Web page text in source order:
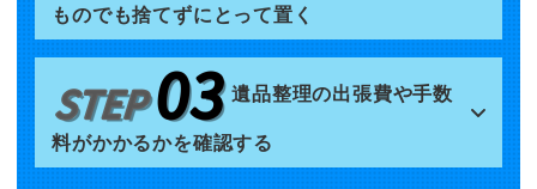
ものでも捨てずにとって置く
遺品整理の出張費や手数
料がかかるかを確認する